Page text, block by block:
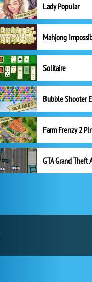
Lady Popular
Mahjong
Solitaire
GTA Grand Theft